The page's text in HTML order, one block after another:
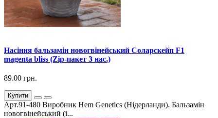
Насіння бальзамін новогвінейський Соларскейп F1
magenta bliss (Zip-пакет 3 нас.)
89.00 грн.
Купити
Арт.91-480 Виробник Hem Genetics (Нідерланди). Бальзамін
новогвінейський (і...